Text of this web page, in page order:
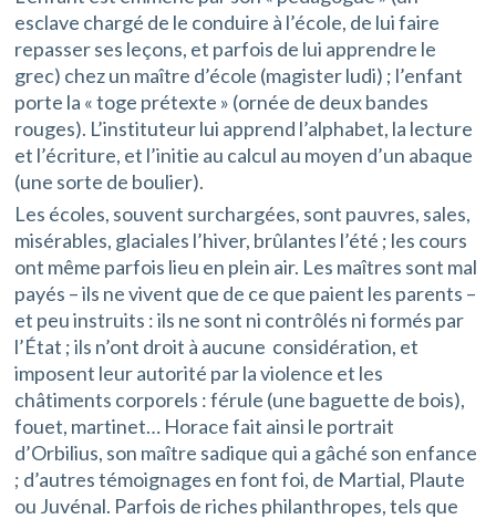
esclave chargé de le conduire à l’école, de lui faire
repasser ses leçons, et parfois de lui apprendre le
grec) chez un maître d’école (magister ludi) ; l’enfant
porte la « toge prétexte » (ornée de deux bandes
rouges). L’instituteur lui apprend l’alphabet, la lecture
et l’écriture, et l’initie au calcul au moyen d’un abaque
(une sorte de boulier).
Les écoles, souvent surchargées, sont pauvres, sales,
misérables, glaciales l’hiver, brûlantes l’été ; les cours
ont même parfois lieu en plein air. Les maîtres sont mal
payés – ils ne vivent que de ce que paient les parents –
et peu instruits : ils ne sont ni contrôlés ni formés par
l’État ; ils n’ont droit à aucune considération, et
imposent leur autorité par la violence et les
châtiments corporels : férule (une baguette de bois),
fouet, martinet… Horace fait ainsi le portrait
d’Orbilius, son maître sadique qui a gâché son enfance
; d’autres témoignages en font foi, de Martial, Plaute
ou Juvénal. Parfois de riches philanthropes, tels que